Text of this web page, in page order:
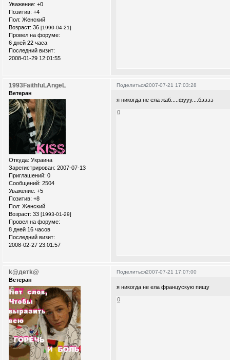
Уважение: +0
Позитив: +4
Пол: Женский
Возраст: 36 [1990-04-21]
Провел на форуме:
6 дней 22 часа
Последний визит:
2008-01-29 12:01:55
Поделиться2007-07-21 17:03:28
1993FaithfuLAngeL
Ветеран
Откуда: Украина
Зарегистрирован: 2007-07-13
Приглашений: 0
Сообщений: 2504
Уважение: +5
Позитив: +8
Пол: Женский
Возраст: 33 [1993-01-29]
Провел на форуме:
8 дней 16 часов
Последний визит:
2008-02-27 23:01:57
я никогда не ела жаб.....фууу....бээээ
0
Поделиться2007-07-21 17:07:00
k@детk@
Ветеран
я никогда не ела францускую пищу
0